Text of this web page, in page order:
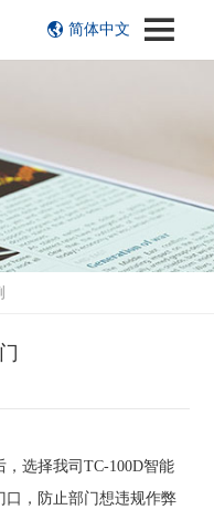
简体中文
，选择我司TC-100D智能
口，防止部门想违规作弊